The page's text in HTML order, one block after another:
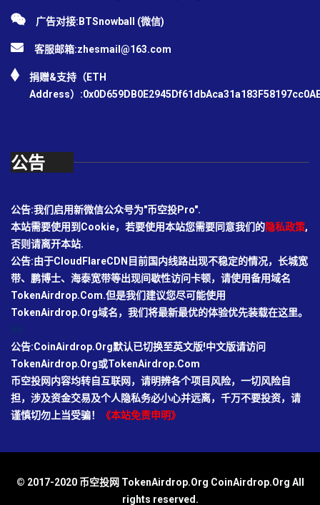
广告对接:BTSnowball (微信)
客服邮箱:zhesmail@163.com
捐赠&支持（ETH
Address）
公告
公告:我们启用新微信公众号为"币空投Pro".
本站需要使用到Cookie，若要使用本站您需要同意我们的隐私政策,
否则请离开本站.
公告:由于CloudFlareCDN目前国内线路出现不稳定的情况，长城宽
带、鹏博士、海泰宽带等出现间歇性访问卡顿，请使用备用域名
TokenAirdrop.Com.但是我们建议您尽可能使用
TokenAirdrop.Org域名，我们将最新最优的体验优先装载在这里。
公告:CoinAirdrop.Org默认已切换至英文版!中文版请访问
TokenAirdrop.Org或TokenAirdrop.Com
币空投网内容均转自互联网，请明辨各个项目风险，一切风险自
担，涉及资金交易及个人隐私务必小心并远离，千万不要投资，请
谨慎切勿上当受骗！
《本站免责申明》
© 2017-2020 币空投网 TokenAirdrop.Org CoinAirdrop.Org All
rights reserved.